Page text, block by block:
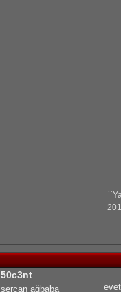
50c3nt
sercan ağbaba